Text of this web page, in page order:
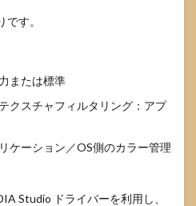
す。
または標準
クスチャフィルタリング：アプ
ケーション／OS側のカラー管理
Studio ドライバーを利用し、